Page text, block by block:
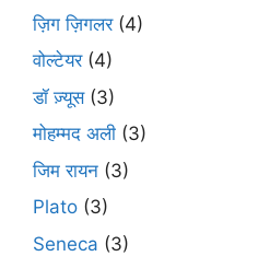
ज़िग ज़िगलर(4)
वोल्टेयर(4)
डॉ ज़्यूस(3)
मोहम्मद अली (3)
जिम रायन (3)
Plato (3)
Seneca (3)